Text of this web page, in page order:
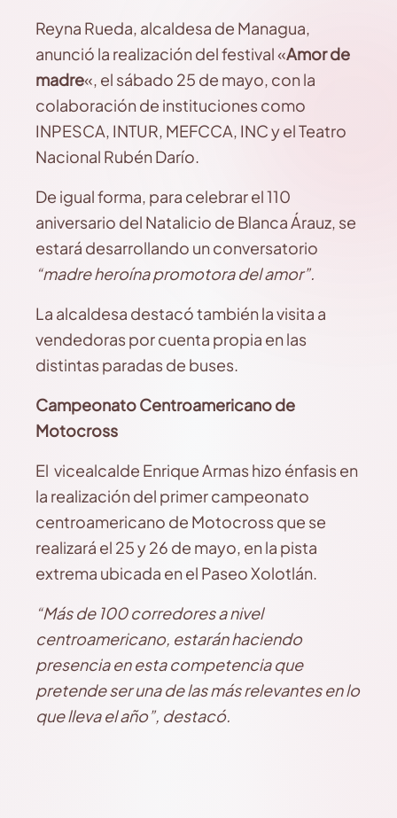
Reyna Rueda, alcaldesa de Managua,
anunció la realización del festival «Amor de
madre«, el sábado 25 de mayo, con la
colaboración de instituciones como
INPESCA, INTUR, MEFCCA, INC y el Teatro
Nacional Rubén Darío.
De igual forma, para celebrar el 110
aniversario del Natalicio de Blanca Árauz, se
estará desarrollando un conversatorio
“madre heroína promotora del amor”.
La alcaldesa destacó también la visita a
vendedoras por cuenta propia en las
distintas paradas de buses.
Campeonato Centroamericano de
Motocross
El vicealcalde Enrique Armas hizo énfasis en
la realización del primer campeonato
centroamericano de Motocross que se
realizará el 25 y 26 de mayo, en la pista
extrema ubicada en el Paseo Xolotlán.
“Más de 100 corredores a nivel
centroamericano, estarán haciendo
presencia en esta competencia que
pretende ser una de las más relevantes en lo
que lleva el año”, destacó.